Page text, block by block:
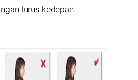
lurus kedepan